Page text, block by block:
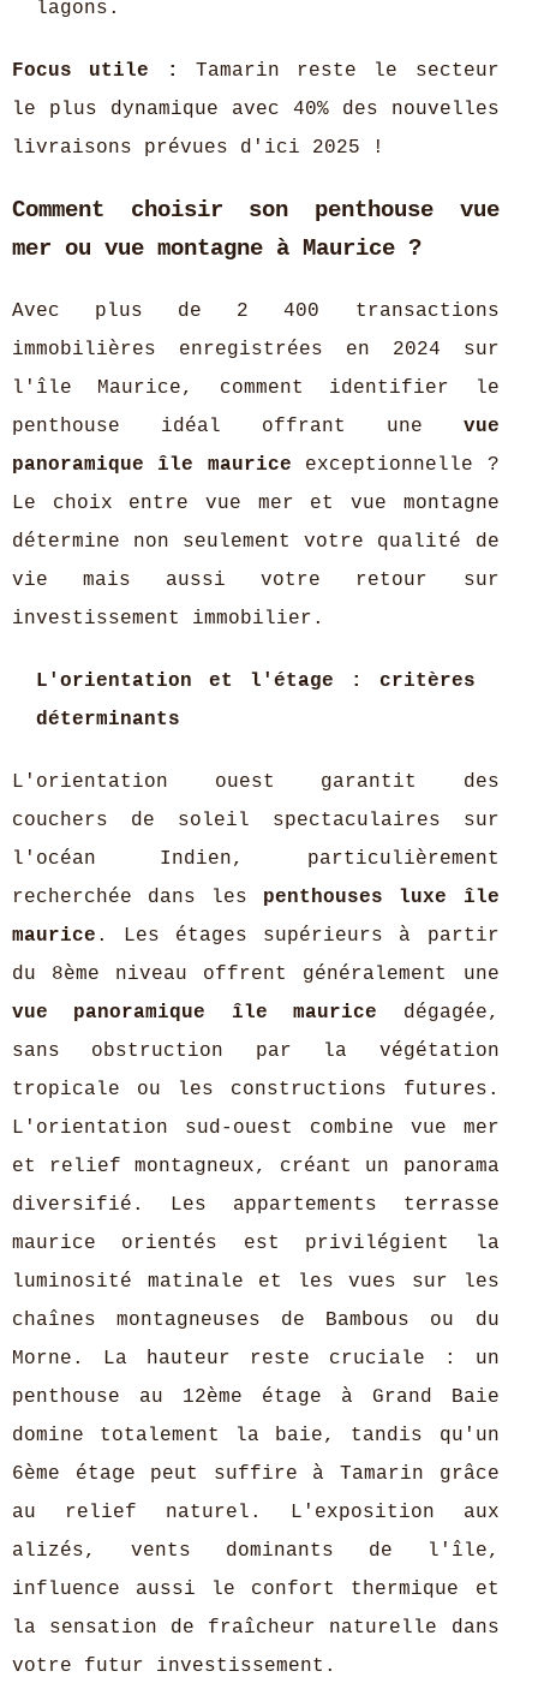
lagons.
Focus utile :
Tamarin reste le secteur
le plus dynamique avec 40% des nouvelles
livraisons prévues d'ici 2025 !
Comment choisir son penthouse vue
mer ou vue montagne à Maurice ?
Avec plus de 2 400 transactions
immobilières enregistrées en 2024 sur
l'île Maurice, comment identifier le
penthouse idéal offrant une vue
panoramique île maurice exceptionnelle ?
Le choix entre vue mer et vue montagne
détermine non seulement votre qualité de
vie mais aussi votre retour sur
investissement immobilier.
L'orientation et l'étage : critères
déterminants
L'orientation ouest garantit des
couchers de soleil spectaculaires sur
l'océan Indien, particulièrement
recherchée dans les penthouses luxe île
maurice . Les étages supérieurs à partir
du 8ème niveau offrent généralement une
vue panoramique île maurice dégagée,
sans obstruction par la végétation
tropicale ou les constructions futures.
L'orientation sud-ouest combine vue mer
et relief montagneux, créant un panorama
diversifié. Les appartements terrasse
maurice orientés est privilégient la
luminosité matinale et les vues sur les
chaînes montagneuses de Bambous ou du
Morne. La hauteur reste cruciale : un
penthouse au 12ème étage à Grand Baie
domine totalement la baie, tandis qu'un
6ème étage peut suffire à Tamarin grâce
au relief naturel. L'exposition aux
alizés, vents dominants de l'île,
influence aussi le confort thermique et
la sensation de fraîcheur naturelle dans
votre futur investissement.